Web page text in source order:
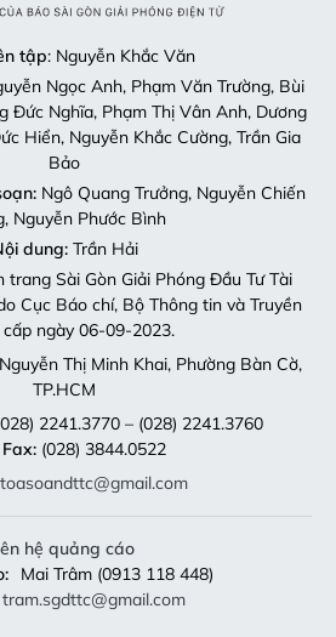
tập: Nguyễn Khắc Văn
Ngọc Anh, Phạm Văn Trường, Bùi
Đức Nghĩa, Phạm Thị Vân Anh, Dương
Hiển, Nguyễn Khắc Cường, Trần Gia
Bảo
Ngô Quang Trưởng, Nguyễn Chiến
Nguyễn Phước Bình
dung:Trần Hải
trang Sài Gòn Giải Phóng Đầu Tư Tài
Cục Báo chí, Bộ Thông tin và Truyền
ngày 06-09-2023.
Thị Minh Khai, Phường Bàn Cờ,
TP.HCM
2241.3770 – (028) 2241.3760
Fax:(028) 3844.0522
toasoandttc@gmail.com
hệ quảng cáo
Mai Trâm (0913 118 448)
tram.sgdttc@gmail.com